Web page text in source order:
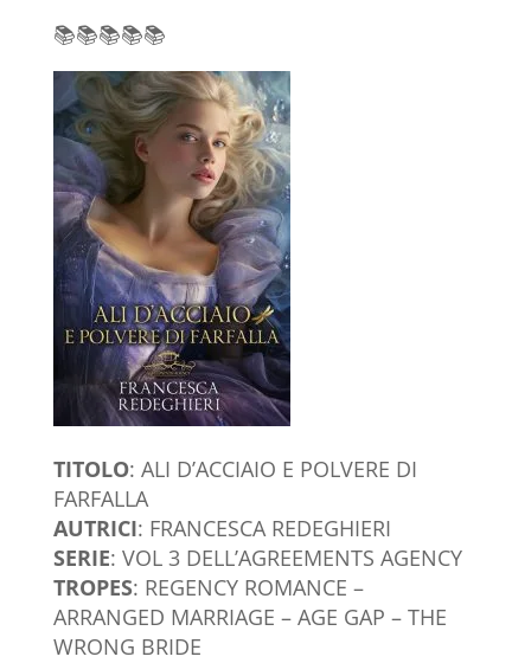
📚📚📚📚📚
TITOLO: ALI D’ACCIAIO E POLVERE DI
FARFALLA
AUTRICI: FRANCESCA REDEGHIERI
SERIE: VOL 3 DELL’AGREEMENTS AGENCY
TROPES: REGENCY ROMANCE –
ARRANGED MARRIAGE – AGE GAP – THE
WRONG BRIDE